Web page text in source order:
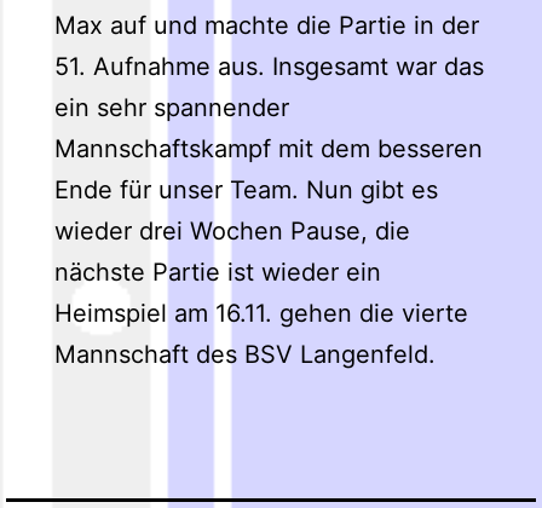
Max auf und machte die Partie in der
51. Aufnahme aus. Insgesamt war das
ein sehr spannender
Mannschaftskampf mit dem besseren
Ende für unser Team. Nun gibt es
wieder drei Wochen Pause, die
nächste Partie ist wieder ein
Heimspiel am 16.11. gehen die vierte
Mannschaft des BSV Langenfeld.